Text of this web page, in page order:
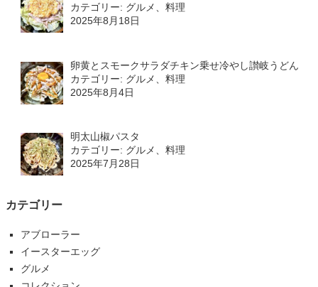
カテゴリー: グルメ、料理
2025年8月18日
卵黄とスモークサラダチキン乗せ冷やし讃岐うどん
カテゴリー: グルメ、料理
2025年8月4日
明太山椒パスタ
カテゴリー: グルメ、料理
2025年7月28日
カテゴリー
アブローラー
イースターエッグ
グルメ